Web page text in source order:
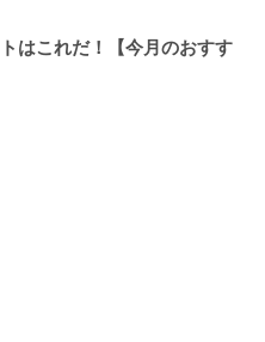
はこれだ！【今月のおすす